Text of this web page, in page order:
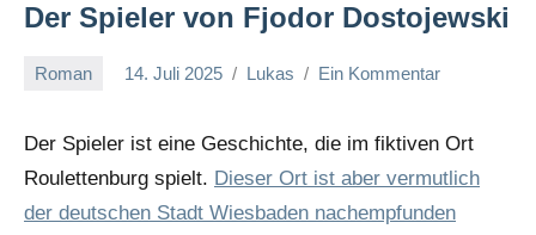
Der Spieler von Fjodor Dostojewski
Roman 14. Juli 2025 Lukas Ein Kommentar
Der Spieler ist eine Geschichte, die im fiktiven Ort
Roulettenburg spielt. Dieser Ort ist aber vermutlich
der deutschen Stadt Wiesbaden nachempfunden